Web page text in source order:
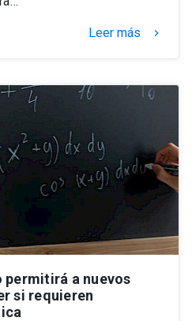
Leer más keyboard_arrow_right
permitirá a nuevos
si requieren